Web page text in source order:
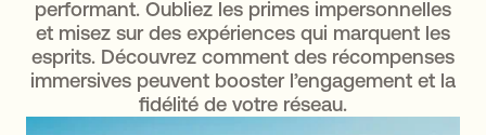
performant. Oubliez les primes impersonnelles
et misez sur des expériences qui marquent les
esprits. Découvrez comment des récompenses
immersives peuvent booster l’engagement et la
fidélité de votre réseau.